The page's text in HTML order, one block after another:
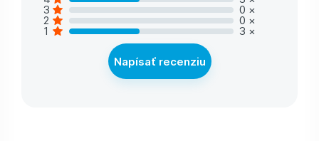
3 0 ×
2 0 ×
1 3 ×
Napísať recenziu